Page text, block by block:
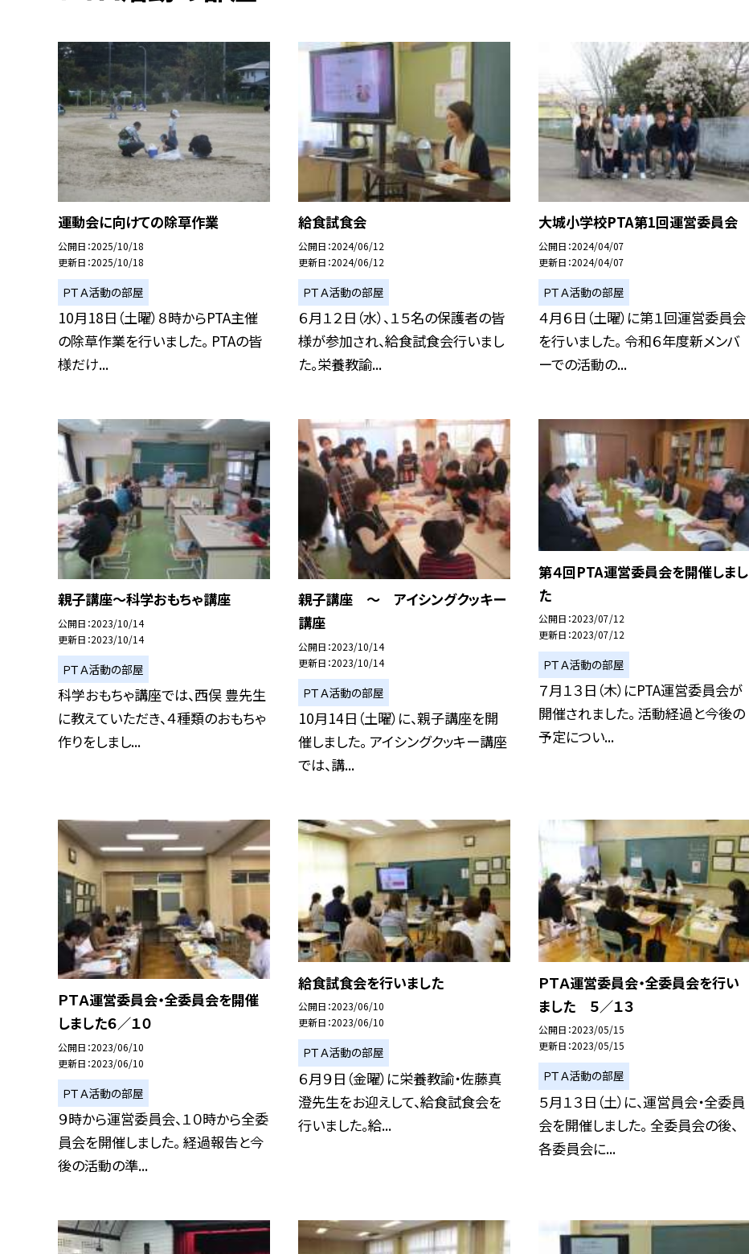
運動会に向けての除草作業
公開日 2025/10/18
更新日 2025/10/18
ＰＴＡ活動の部屋
10月18日（土曜）８時からPTA主催
の除草作業を行いました。 PTAの皆
様だけ...
給食試食会
公開日 2024/06/12
更新日 2024/06/12
ＰＴＡ活動の部屋
６月１２日（水）、１５名の保護者の皆
様が参加され、給食試食会行いまし
た。栄養教諭...
大城小学校PTA第1回運営委員会
公開日 2024/04/07
更新日 2024/04/07
ＰＴＡ活動の部屋
４月６日（土曜）に第１回運営委員会
を行いました。 令和６年度新メンバ
ーでの活動の...
親子講座〜科学おもちゃ講座
公開日 2023/10/14
更新日 2023/10/14
ＰＴＡ活動の部屋
科学おもちゃ講座では、西俣 豊先生
に教えていただき、４種類のおもちゃ
作りをしまし...
親子講座 〜 アイシングクッキー
講座
公開日 2023/10/14
更新日 2023/10/14
ＰＴＡ活動の部屋
10月14日（土曜）に、親子講座を開
催しました。 アイシングクッキー講座
では、講...
第４回PTA運営委員会を開催しまし
た
公開日 2023/07/12
更新日 2023/07/12
ＰＴＡ活動の部屋
７月１３日（木）にPTA運営委員会が
開催されました。 活動経過と今後の
予定につい...
ＰＴＡ運営委員会・全委員会を開催
しました６／１０
公開日 2023/06/10
更新日 2023/06/10
ＰＴＡ活動の部屋
９時から運営委員会、１０時から全委
員会を開催しました。 経過報告と今
後の活動の準...
給食試食会を行いました
公開日 2023/06/10
更新日 2023/06/10
ＰＴＡ活動の部屋
６月９日（金曜）に栄養教諭・佐藤真
澄先生をお迎えして、給食試食会を
行いました。給...
ＰＴＡ運営委員会・全委員会を行い
ました ５／１３
公開日 2023/05/15
更新日 2023/05/15
ＰＴＡ活動の部屋
５月１３日（土）に、運営員会・全委員
会を開催しました。 全委員会の後、
各委員会に...